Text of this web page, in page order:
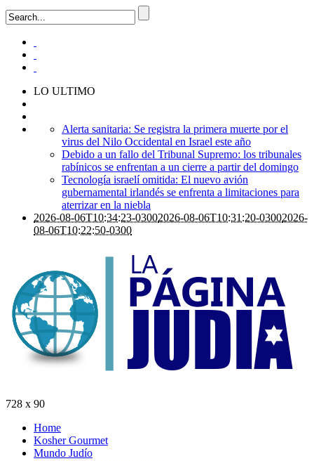
LO ULTIMO
Alerta sanitaria: Se registra la primera muerte por el
virus del Nilo Occidental en Israel este año
Debido a un fallo del Tribunal Supremo: los tribunales
rabínicos se enfrentan a un cierre a partir del domingo
Tecnología israelí omitida: El nuevo avión
gubernamental irlandés se enfrenta a limitaciones para
aterrizar en la niebla
2026-08-06T10:34:23-03002026-08-06T10:31:20-03002026-
08-06T10:22:50-0300
728 x 90
Home
Kosher Gourmet
Mundo Judío